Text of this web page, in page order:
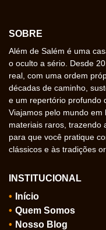
SOBRE
Além de Salém é uma
o oculto a sério. Desde
real, com uma ordem
décadas de caminho,
e um repertório profundo
Viajamos pelo mundo
materiais raros, trazendo
para que você pratique
clássicos e às tradições
INSTITUCIONAL
Início
Quem Somos
Nosso Blog